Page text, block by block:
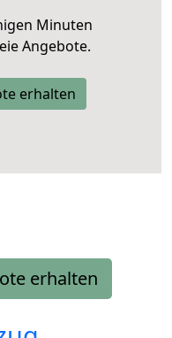
Minuten
Angebote.
erhalten
erhalten